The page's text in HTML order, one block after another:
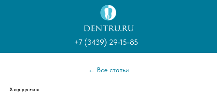
+7 (3439) 29-15-85
← Все статьи
Хирургия